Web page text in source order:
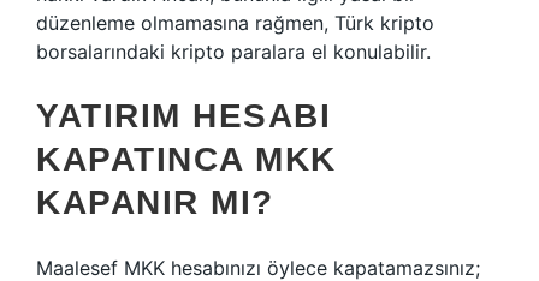
düzenleme olmamasına rağmen, Türk kripto
borsalarındaki kripto paralara el konulabilir.
YATIRIM HESABI
KAPATINCA MKK
KAPANIR MI?
Maalesef MKK hesabınızı öylece kapatamazsınız;